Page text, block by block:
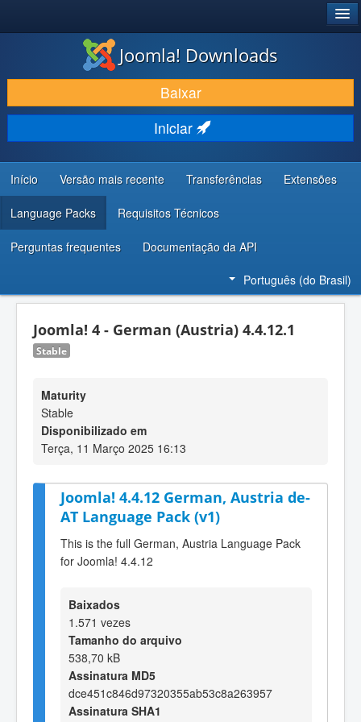
BAIXAR E APRIMORAR
DESCUBRA & APRENDA
COMUNIDADE & SUPORTE
RECURSOS PARA DESENVOLVEDORES
Joomla! Downloads
Baixar
Iniciar
Início Versão mais recente Transferências Extensões
Language Packs Requisitos Técnicos
Perguntas frequentes Documentação da API
Português (do Brasil)
Joomla! 4 - German (Austria) 4.4.12.1
Stable
Maturity
Stable
Disponibilizado em
Terça, 11 Março 2025 16:13
Joomla! 4.4.12 German, Austria de-
AT Language Pack (v1)
This is the full German, Austria Language Pack
for Joomla! 4.4.12
Baixados
1.571 vezes
Tamanho do arquivo
538,70 kB
Assinatura MD5
dce451c846d97320355ab53c8a263957
Assinatura SHA1